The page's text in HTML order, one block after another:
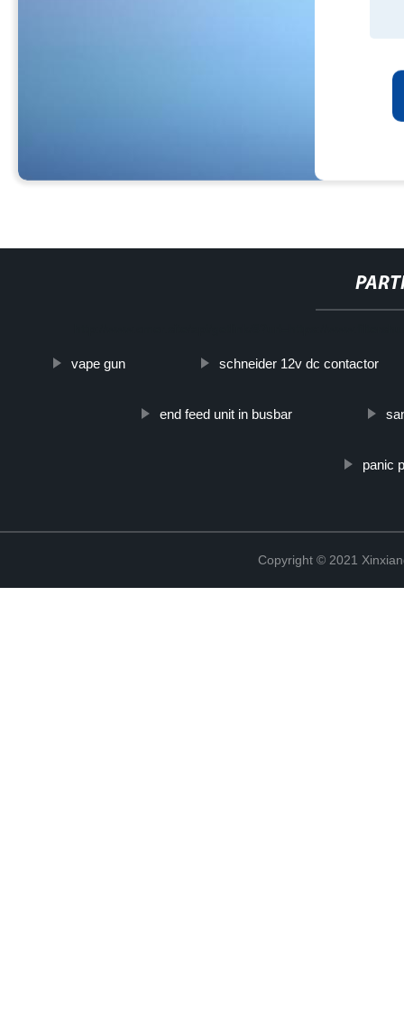
vape gun schneider 12v dc contactor
end feed unit in busbar
panic
Copyright © 2021